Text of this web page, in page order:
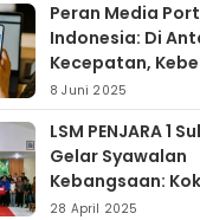
Peran Media
Indonesia: Di
Kecepatan,
dan Tanggung
8 Juni 2025
LSM PENJARA 1
Gelar Syawalan
Kebangsaan:
Tekad Melawan
28 April 2025